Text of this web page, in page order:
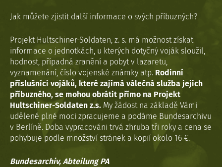
Jak můžete zjistit další informace o svých příbuzných?
Projekt Hultschiner-Soldaten, z. s. má možnost získat
informace o jednotkách, u kterých dotyčný voják sloužil,
hodnost, případná zranění a pobyt v lazaretu,
vyznamenání, číslo vojenské známky atp. Rodinní
příslušníci vojáků, které zajímá válečná služba jejich
příbuzného, se mohou obrátit přímo na Projekt
Hultschiner-Soldaten z.s. My žádost na základě Vámi
udělené plné moci zpracujeme a podáme Bundesarchivu
v Berlíně. Doba vypracováni trvá zhruba tři roky a cena se
pohybuje podle množství stránek a kopií okolo 16 €.
Bundesarchiv, Abteilung PA